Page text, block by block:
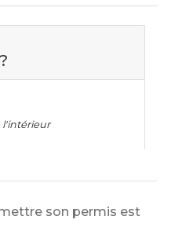
l'intérieur
son permis est